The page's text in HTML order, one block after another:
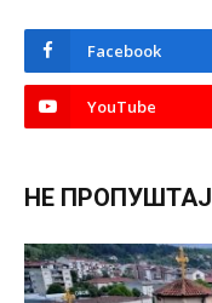
Facebook
YouTube
НЕ ПРОПУШТАЈ